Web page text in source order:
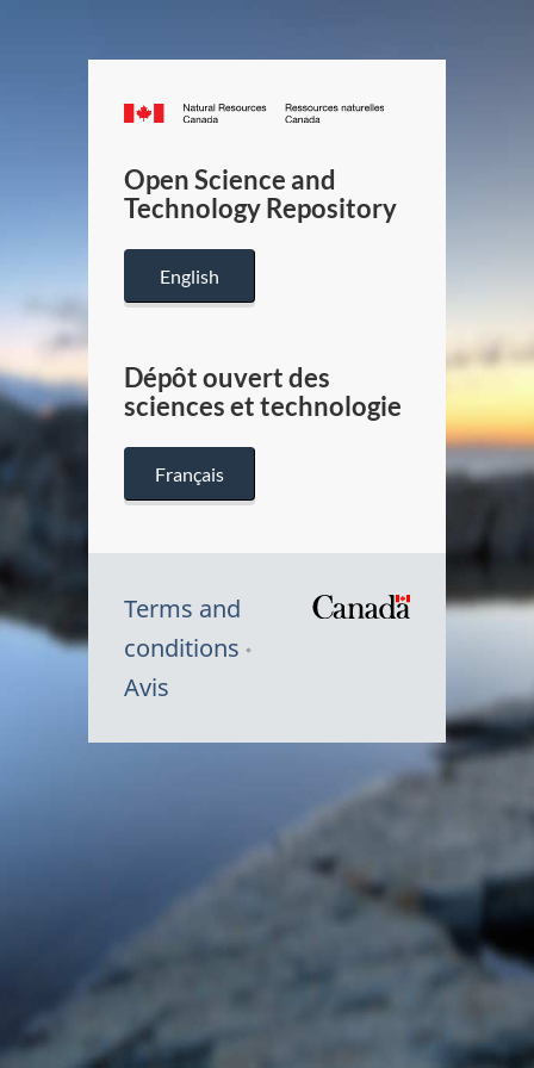
Canada.ca
/
Canada
Open Science and
Technology Repository
English
Dépôt ouvert des
sciences et technologie
Français
Terms and
conditions
Avis
du